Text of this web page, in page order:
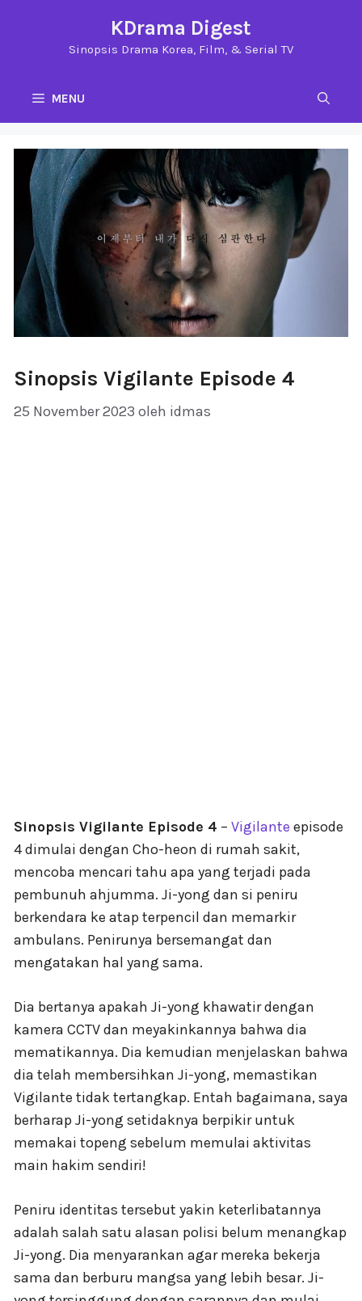
KDrama Digest
Sinopsis Drama Korea, Film, & Serial TV
MENU
Sinopsis Vigilante Episode 4
25 November 2023 oleh idmas
Sinopsis Vigilante Episode 4 – Vigilante episode
4 dimulai dengan Cho-heon di rumah sakit,
mencoba mencari tahu apa yang terjadi pada
pembunuh ahjumma. Ji-yong dan si peniru
berkendara ke atap terpencil dan memarkir
ambulans. Penirunya bersemangat dan
mengatakan hal yang sama.
Dia bertanya apakah Ji-yong khawatir dengan
kamera CCTV dan meyakinkannya bahwa dia
mematikannya. Dia kemudian menjelaskan bahwa
dia telah membersihkan Ji-yong, memastikan
Vigilante tidak tertangkap. Entah bagaimana, saya
berharap Ji-yong setidaknya berpikir untuk
memakai topeng sebelum memulai aktivitas
main hakim sendiri!
Peniru identitas tersebut yakin keterlibatannya
adalah salah satu alasan polisi belum menangkap
Ji-yong. Dia menyarankan agar mereka bekerja
sama dan berburu mangsa yang lebih besar. Ji-